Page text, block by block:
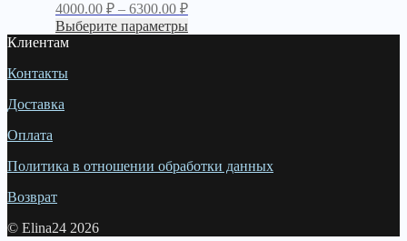
4000.00 ₽– 6300.00 ₽
Выберите параметры
Клиентам
Контакты
Доставка
Оплата
Политика в отношении обработки данных
Возврат
© Elina24 2026